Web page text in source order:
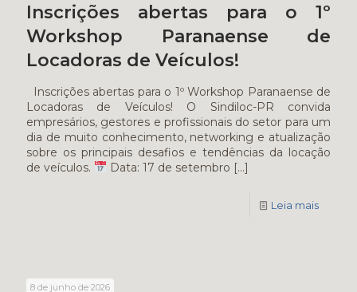
Inscrições abertas para o 1º
Workshop Paranaense de
Locadoras de Veículos!
Inscrições abertas para o 1º Workshop Paranaense de
Locadoras de Veículos! O Sindiloc-PR convida
empresários, gestores e profissionais do setor para um
dia de muito conhecimento, networking e atualização
sobre os principais desafios e tendências da locação
de veículos.
Data: 17 de setembro […]
Leia mais
8 de junho de 2026